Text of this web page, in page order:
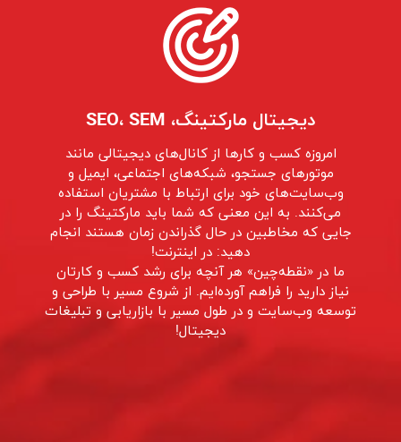
دیجیتال مارکتینگ، SEO، SEM
امروزه کسب و کار‌‌ها از کانال‌های دیجیتالی مانند
موتورهای جستجو، شبکه‌های اجتماعی، ایمیل و
وب‌سایت‌های خود برای ارتباط با مشتریان استفاده
می‌کنند. به این معنی که شما باید مارکتینگ را در
جایی که مخاطبین در حال گذراندن زمان هستند انجام
دهید: در اینترنت!
ما در «نقطه‌چین» هر آنچه برای رشد کسب و کارتان
نیاز دارید را فراهم آورده‌ایم. از شروع مسیر با طراحی و
توسعه وب‌سایت و در طول مسیر با بازاریابی و تبلیغات
دیجیتال!